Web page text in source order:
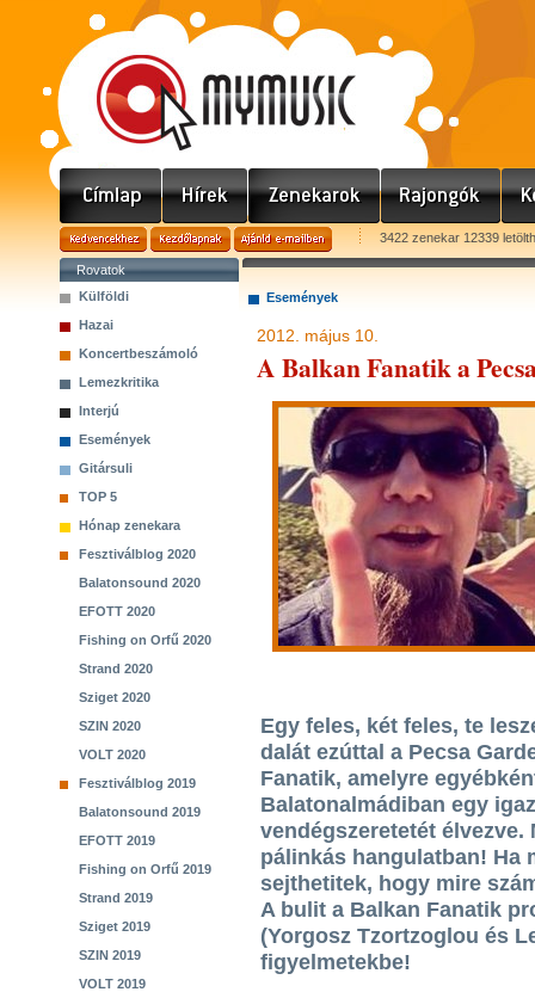
3422 zenekar 12339
Rovatok
Külföldi
Hazai
Koncertbeszámoló
Lemezkritika
Interjú
Események
Gitársuli
TOP 5
Hónap zenekara
Fesztiválblog 2020
Balatonsound 2020
EFOTT 2020
Fishing on Orfű 2020
Strand 2020
Sziget 2020
SZIN 2020
VOLT 2020
Fesztiválblog 2019
Balatonsound 2019
EFOTT 2019
Fishing on Orfű 2019
Strand 2019
Sziget 2019
SZIN 2019
VOLT 2019
Események
2012. május 10.
A Balkan Fanatik a
Egy feles, két feles, te
dalát ezúttal a Pecsa
Fanatik, amelyre
Balatonalmádiban egy
vendégszeretetét
pálinkás hangulatban! Ha
sejthetitek, hogy mire
A bulit a Balkan Fanatik
(Yorgosz Tzortzoglou és
figyelmetekbe!